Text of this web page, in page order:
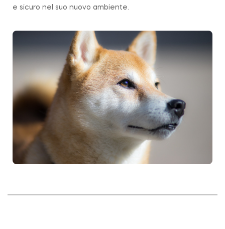
e sicuro nel suo nuovo ambiente.